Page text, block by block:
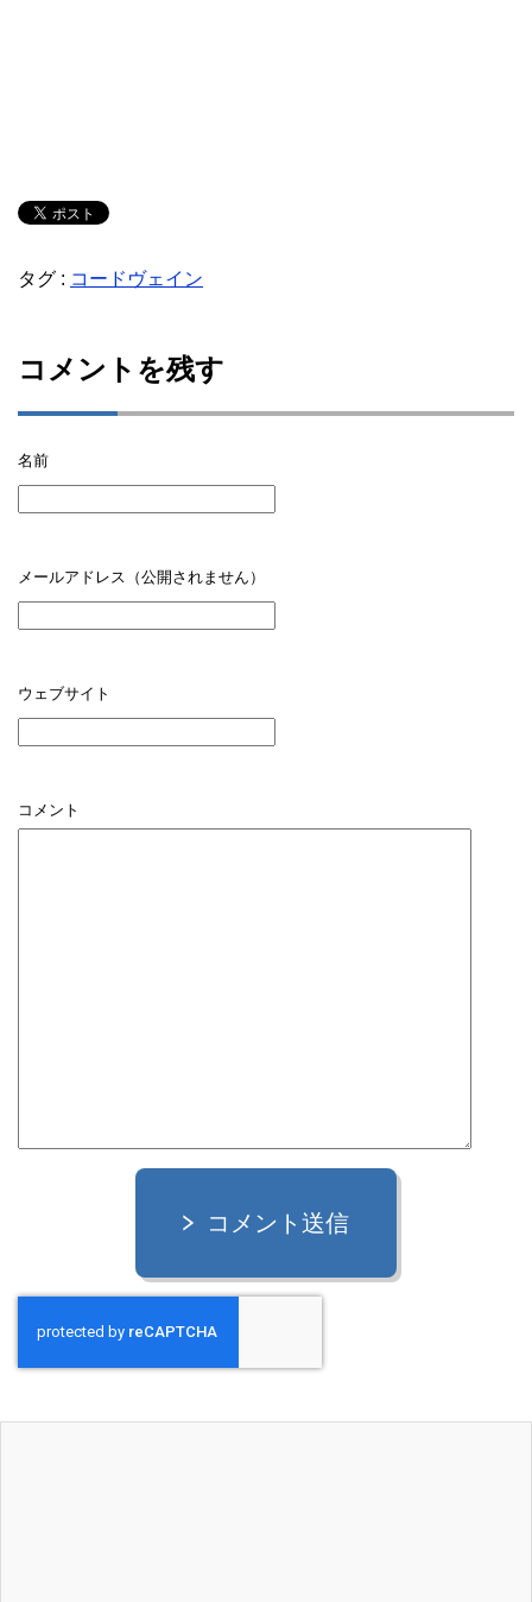
タグ : コードヴェイン
コメントを残す
名前
メールアドレス（公開されません）
ウェブサイト
コメント
コメント送信